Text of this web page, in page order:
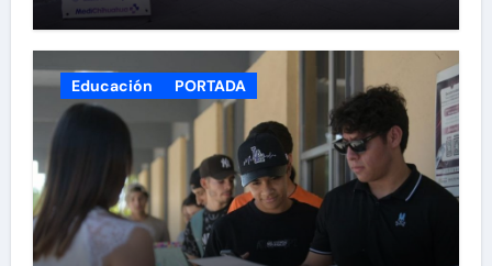
Armas
Educación PORTADA